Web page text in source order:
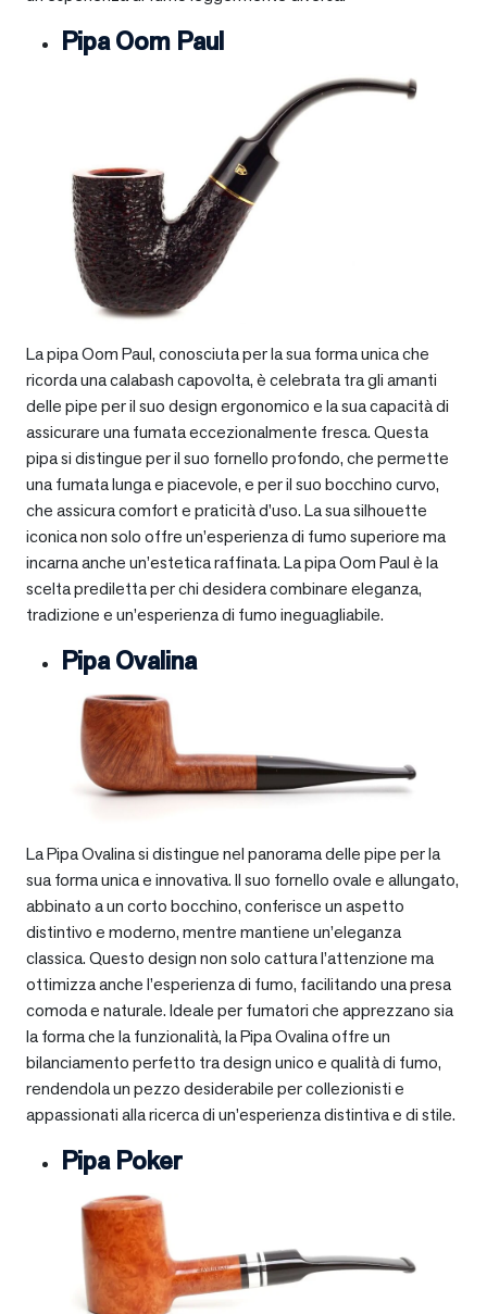
Pipa Oom Paul
La pipa Oom Paul, conosciuta per la sua forma unica che
ricorda una calabash capovolta, è celebrata tra gli amanti
delle pipe per il suo design ergonomico e la sua capacità di
assicurare una fumata eccezionalmente fresca. Questa
pipa si distingue per il suo fornello profondo, che permette
una fumata lunga e piacevole, e per il suo bocchino curvo,
che assicura comfort e praticità d’uso. La sua silhouette
iconica non solo offre un’esperienza di fumo superiore ma
incarna anche un’estetica raffinata. La pipa Oom Paul è la
scelta prediletta per chi desidera combinare eleganza,
tradizione e un’esperienza di fumo ineguagliabile.
Pipa Ovalina
La Pipa Ovalina si distingue nel panorama delle pipe per la
sua forma unica e innovativa. Il suo fornello ovale e allungato,
abbinato a un corto bocchino, conferisce un aspetto
distintivo e moderno, mentre mantiene un’eleganza
classica. Questo design non solo cattura l’attenzione ma
ottimizza anche l’esperienza di fumo, facilitando una presa
comoda e naturale. Ideale per fumatori che apprezzano sia
la forma che la funzionalità, la Pipa Ovalina offre un
bilanciamento perfetto tra design unico e qualità di fumo,
rendendola un pezzo desiderabile per collezionisti e
appassionati alla ricerca di un’esperienza distintiva e di stile.
Pipa Poker